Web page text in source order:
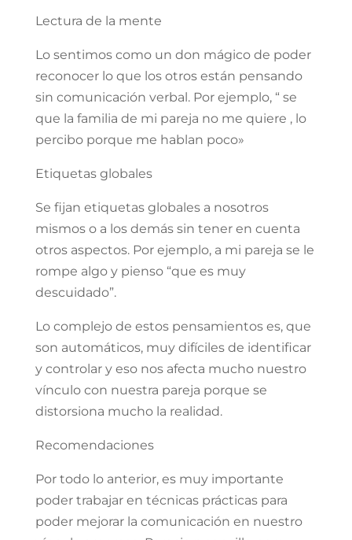
Lectura de la mente
Lo sentimos como un don mágico de poder
reconocer lo que los otros están pensando
sin comunicación verbal. Por ejemplo, “ se
que la familia de mi pareja no me quiere , lo
percibo porque me hablan poco»
Etiquetas globales
Se fijan etiquetas globales a nosotros
mismos o a los demás sin tener en cuenta
otros aspectos. Por ejemplo, a mi pareja se le
rompe algo y pienso “que es muy
descuidado”.
Lo complejo de estos pensamientos es, que
son automáticos, muy difíciles de identificar
y controlar y eso nos afecta mucho nuestro
vínculo con nuestra pareja porque se
distorsiona mucho la realidad.
Recomendaciones
Por todo lo anterior, es muy importante
poder trabajar en técnicas prácticas para
poder mejorar la comunicación en nuestro